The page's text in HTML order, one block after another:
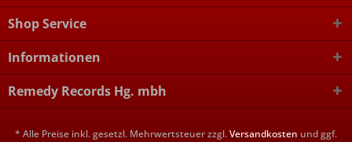
Shop Service
Informationen
Remedy Records Hg. mbh
* Alle Preise inkl. gesetzl. Mehrwertsteuer zzgl.Versandkosten und ggf.